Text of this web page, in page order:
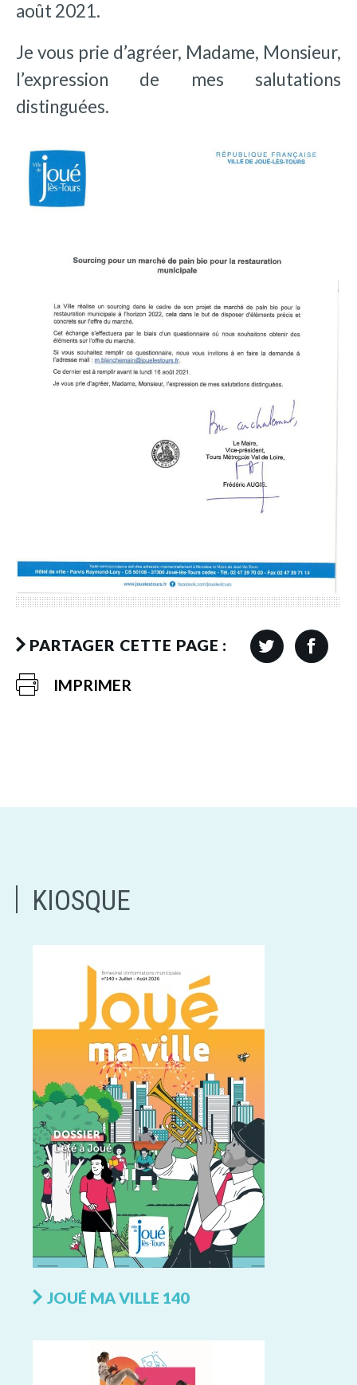
août 2021.
Je vous prie d’agréer, Madame, Monsieur,
l’expression de mes salutations
distinguées.
PARTAGER CETTE PAGE :
IMPRIMER
KIOSQUE
JOUÉ MA VILLE 140